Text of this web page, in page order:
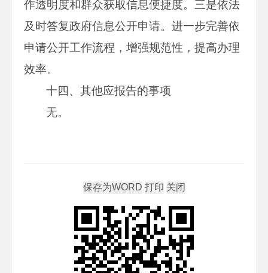
作透明度和群众获取信息便捷度。三是依法
及时答复政府信息公开申请。进一步完善依
申请公开工作流程，增强规范性，提高办理
效率。
十四、其他应报告的事项
无。